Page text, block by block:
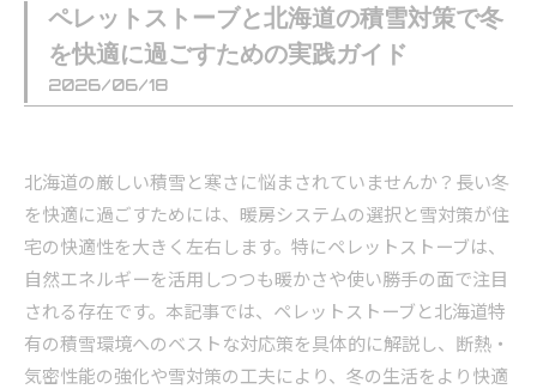
ペレットストーブと北海道の積雪対策で冬
を快適に過ごすための実践ガイド
2026/06/18
北海道の厳しい積雪と寒さに悩まされていませんか？長い冬
を快適に過ごすためには、暖房システムの選択と雪対策が住
宅の快適性を大きく左右します。特にペレットストーブは、
自然エネルギーを活用しつつも暖かさや使い勝手の面で注目
される存在です。本記事では、ペレットストーブと北海道特
有の積雪環境へのベストな対応策を具体的に解説し、断熱・
気密性能の強化や雪対策の工夫により、冬の生活をより快適